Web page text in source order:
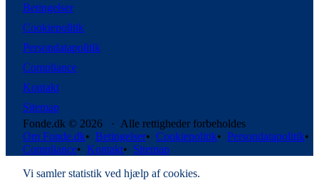
Betingelser
Cookiepolitik
Persondatapolitik
Compliance
Kontakt
Sitemap
Fonde.dk © 2026 · Alle rettigheder forbeholdes
Om Fonde.dk• Betingelser• Cookiepolitik• Persondatapolitik•
Compliance• Kontakt• Sitemap
Vi samler statistik ved hjælp af cookies.